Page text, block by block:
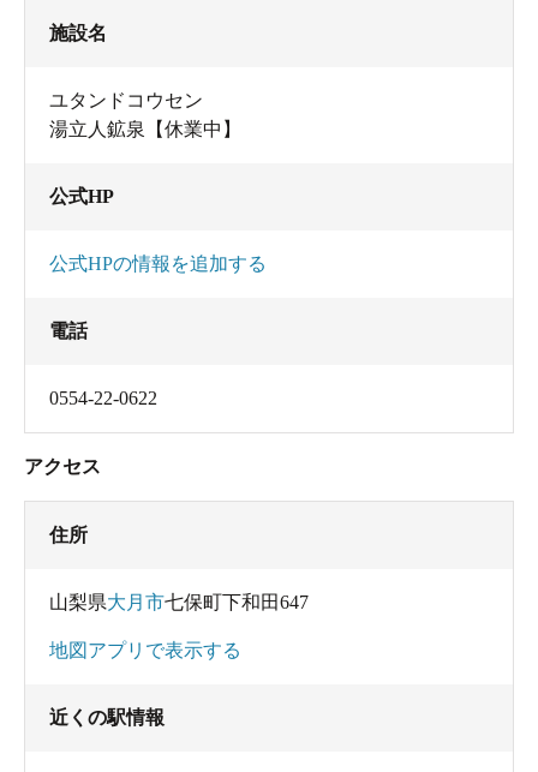
施設名
ユタンドコウセン
湯立人鉱泉【休業中】
公式HP
公式HPの情報を追加する
電話
0554-22-0622
アクセス
住所
山梨県大月市七保町下和田647
地図アプリで表示する
近くの駅情報